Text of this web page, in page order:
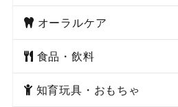
オーラルケア
食品・飲料
知育玩具・おもちゃ